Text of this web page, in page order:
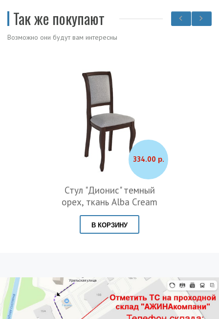
Так же покупают
Возможно они будут вам интересны
334.00 р.
Стул "Дионис" темный
орех, ткань Alba Cream
В КОРЗИНУ